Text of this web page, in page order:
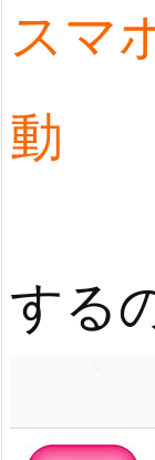
スマ
動
する